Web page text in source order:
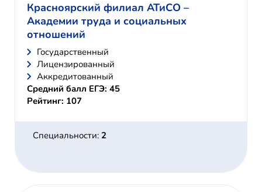
Красноярский филиал АТиСО –
Академии труда и социальных
отношений
Государственный
Лицензированный
Аккредитованный
Средний балл ЕГЭ: 45
Рейтинг: 107
Специальности: 2